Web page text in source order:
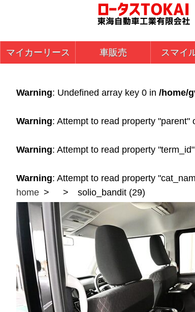
マイカーリース 車販売 スマイ
Warning: Undefined array key 0 in /home/
Warning: Attempt to read property "parent"
Warning: Attempt to read property
Warning: Attempt to read property
home
solio_bandit (29)